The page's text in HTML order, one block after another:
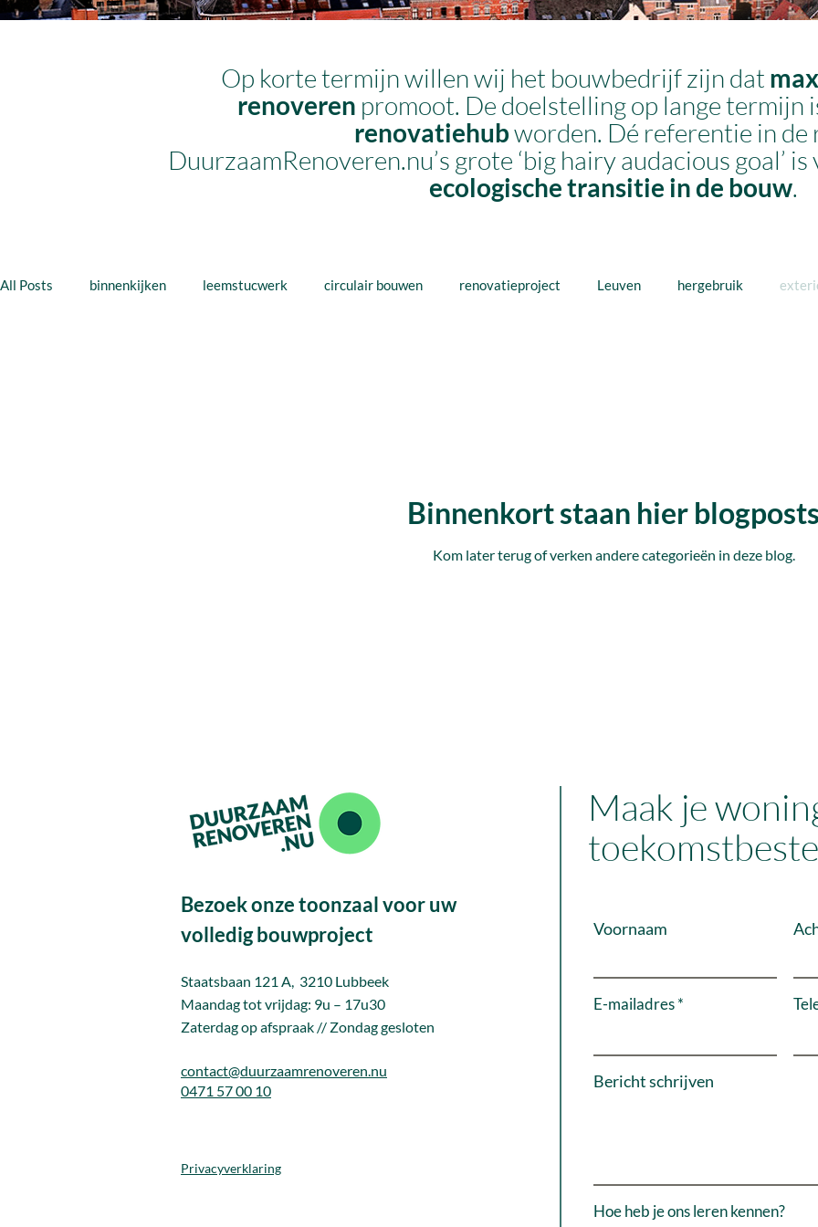
Op korte termijn willen wij het bouwbedrijf zijn dat
renoveren promoot. De doelstelling op lange termijn
renovatiehubworden. Dé referentie in de
DuurzaamRenoveren.nu’s grote ‘big hairy audacious goal’
ecologische transitie in de bouw.
All Posts binnenkijken leemstucwerk circulair bouwen renovatieproject Leuven hergebruik
Binnenkort staan hier
Kom later terug of verken andere categorieën in deze blog.
Maak je
Bezoek onze toonzaal voor uw
volledig bouwproject
Staatsbaan 121 A, 3210 Lubbeek
Maandag tot vrijdag: 9u – 17u30
Zaterdag op afspraak // Zondag gesloten
contact@duurzaamrenoveren.nu
0471 57 00 10
Privacyverklaring
Voornaam
E-mailadres
Bericht schrijven
Hoe heb je ons leren kennen?